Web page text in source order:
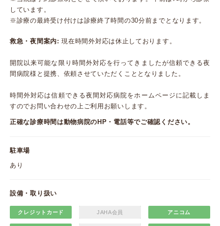
しています。
※診療の最終受け付けは診療終了時間の30分前までとなります。
救急・夜間案内:現在時間外対応は休止しております。
開院以来可能な限り時間外対応を行ってきましたが信頼できる夜
間病院様と提携、依頼させていただくこととなりました。
時間外対応は信頼できる夜間対応病院をホームページに記載しま
すのでお問い合わせの上ご利用お願いします。
正確な診療時間は動物病院のHP・電話等でご確認ください。
駐車場
あり
設備・取り扱い
クレジットカード JAHA会員 アニコム